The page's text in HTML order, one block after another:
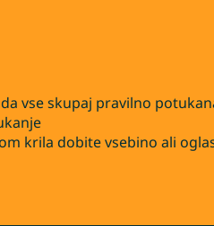
vse skupaj pravilno
krila dobite vsebino ali